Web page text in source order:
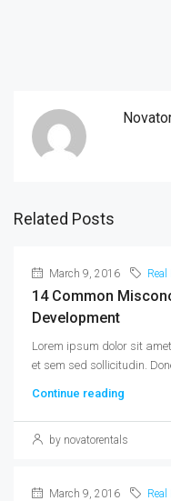
Related Posts
March 9, 2016
14 Common
Development
Lorem ipsum dolor sit
et sem sed sollicitudin.
Continue reading
by novatorentals
March 9, 2016